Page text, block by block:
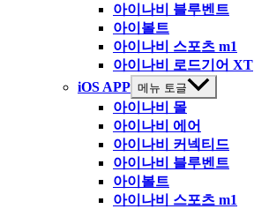
아이나비 블루벤트
아이볼트
아이나비 스포츠 m1
아이나비 로드기어 XT
iOS APP 메뉴 토글
아이나비 몰
아이나비 에어
아이나비 커넥티드
아이나비 블루벤트
아이볼트
아이나비 스포츠 m1